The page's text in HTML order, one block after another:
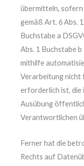
übermitteln,
gemäß Art. 6 Abs.
Buchstabe a
Abs. 1 Buchstabe
mithilfe
Verarbeitung nicht
erforderlich ist, die
Ausübung
Verantwortlichen
Ferner hat die
Rechts auf